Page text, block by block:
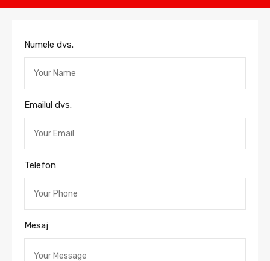
Numele dvs.
Emailul dvs.
Telefon
Mesaj